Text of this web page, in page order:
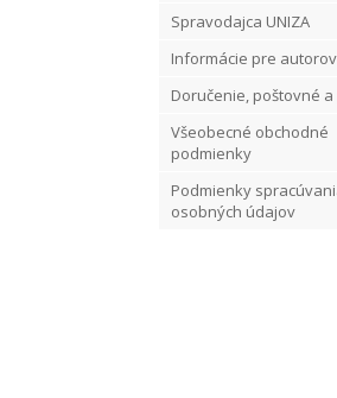
Spravodajca UNIZA
Informácie pre autorov
Doručenie, poštovné
Všeobecné obchodné
podmienky
Podmienky
osobných údajov